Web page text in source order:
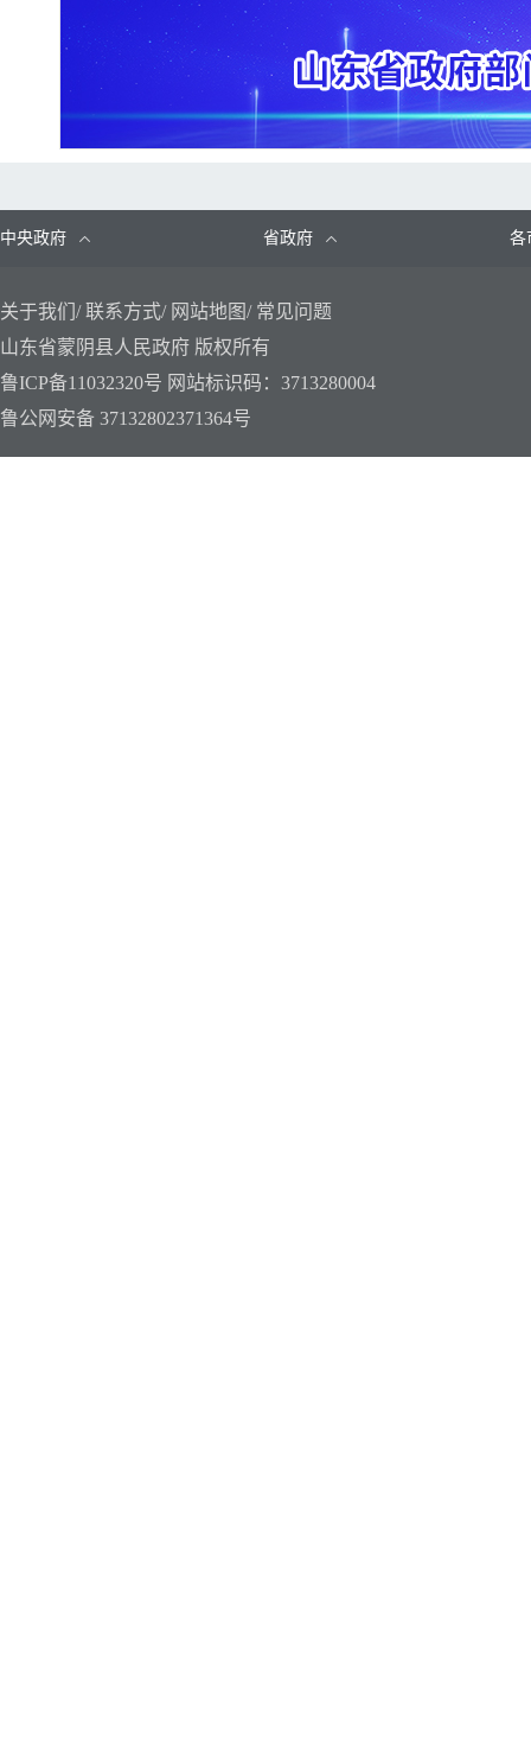
● 蒙阴县农业农村局2025年度“双随机、一公开”抽查工作计
● 蒙阴县农业农村局2024年度“双随机、一公开”抽查工作计
● 蒙阴县农业农村局2023年度“双随机、一公开”抽查工作计